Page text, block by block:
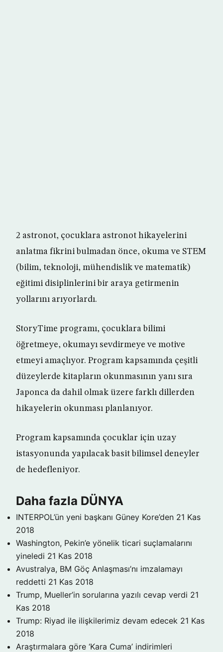
2 astronot, çocuklara astronot hikayelerini
anlatma fikrini bulmadan önce, okuma ve STEM
(bilim, teknoloji, mühendislik ve matematik)
eğitimi disiplinlerini bir araya getirmenin
yollarını arıyorlardı.
StoryTime programı, çocuklara bilimi
öğretmeye, okumayı sevdirmeye ve motive
etmeyi amaçlıyor. Program kapsamında çeşitli
düzeylerde kitapların okunmasının yanı sıra
Japonca da dahil olmak üzere farklı dillerden
hikayelerin okunması planlanıyor.
Program kapsamında çocuklar için uzay
istasyonunda yapılacak basit bilimsel deneyler
de hedefleniyor.
Daha fazla DÜNYA
INTERPOL’ün yeni başkanı Güney Kore’den 21 Kas
2018
Washington, Pekin’e yönelik ticari suçlamalarını
yineledi 21 Kas 2018
Avustralya, BM Göç Anlaşması’nı imzalamayı
reddetti 21 Kas 2018
Trump, Mueller’in sorularına yazılı cevap verdi 21
Kas 2018
Trump: Riyad ile ilişkilerimiz devam edecek 21 Kas
2018
Araştırmalara göre ‘Kara Cuma’ indirimleri